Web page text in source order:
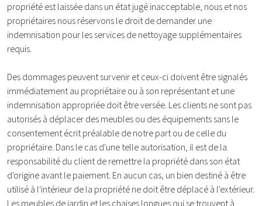
propriété est laissée dans un état jugé inacceptable, nous et nos
propriétaires nous réservons le droit de demander une
indemnisation pour les services de nettoyage supplémentaires
requis.
Des dommages peuvent survenir et ceux-ci doivent être signalés
immédiatement au propriétaire ou à son représentant et une
indemnisation appropriée doit être versée. Les clients ne sont pas
autorisés à déplacer des meubles ou des équipements sans le
consentement écrit préalable de notre part ou de celle du
propriétaire. Dans le cas d'une telle autorisation, il est de la
responsabilité du client de remettre la propriété dans son état
d'origine avant le paiement. En aucun cas, un bien destiné à être
utilisé à l'intérieur de la propriété ne doit être déplacé à l'extérieur.
Les meubles de jardin et les chaises longues qui se trouvent à